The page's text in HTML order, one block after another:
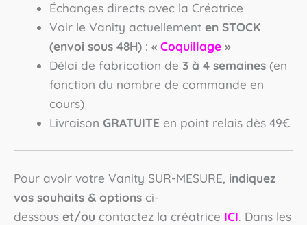
Échanges directs avec la Créatrice
Voir le Vanity actuellement en STOCK
(envoi sous 48H): « Coquillage»
Délai de fabrication de 3 à 4 semaines (en
fonction du nombre de commande en
cours)
Livraison GRATUITE en point relais dès 49€
Pour avoir votre Vanity SUR-MESURE, indiquez
vos souhaits & options ci-
dessous et/ou contactez la créatrice ICI. Dans les